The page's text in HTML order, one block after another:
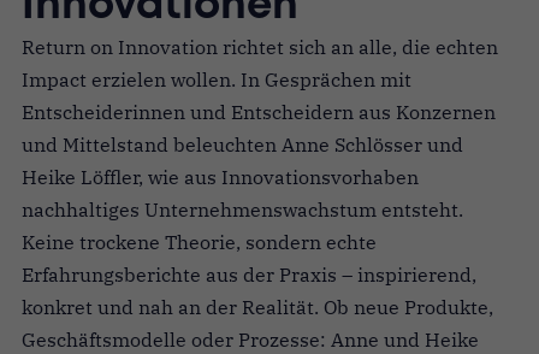
Return on Innovation richtet sich an alle, die echten
Impact erzielen wollen. In Gesprächen mit
Entscheiderinnen und Entscheidern aus Konzernen
und Mittelstand beleuchten Anne Schlösser und
Heike Löffler, wie aus Innovationsvorhaben
nachhaltiges Unternehmenswachstum entsteht.
Keine trockene Theorie, sondern echte
Erfahrungsberichte aus der Praxis – inspirierend,
konkret und nah an der Realität. Ob neue Produkte,
Geschäftsmodelle oder Prozesse: Anne und Heike